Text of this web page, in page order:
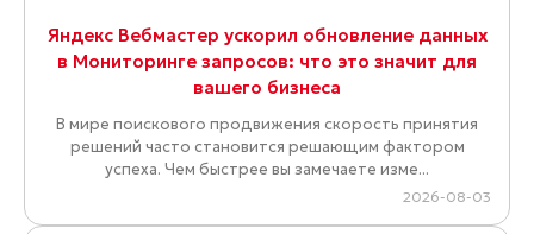
Яндекс Вебмастер ускорил обновление данных
в Мониторинге запросов: что это значит для
вашего бизнеса
В мире поискового продвижения скорость принятия
решений часто становится решающим фактором
успеха. Чем быстрее вы замечаете изме...
2026-08-03